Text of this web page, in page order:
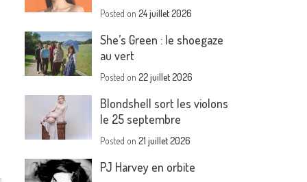
Posted on24 juillet 2026
She’s Green : le shoegaze
au vert
Posted on22 juillet 2026
Blondshell sort les violons
le 25 septembre
Posted on21 juillet 2026
PJ Harvey en orbite